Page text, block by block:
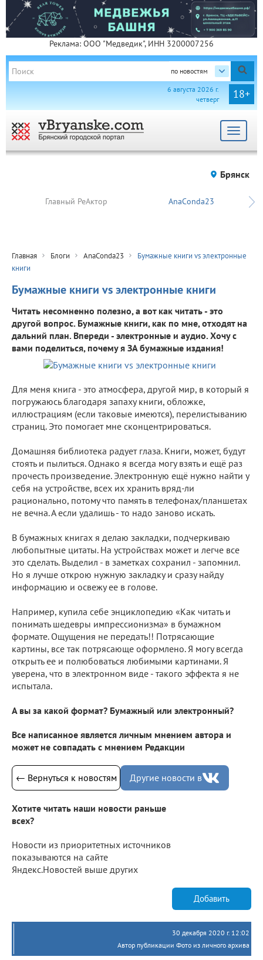
Реклама: ООО "Медведик", ИНН 3200007256
по новостям
18+
6 августа 2026 г.
четверг
Toggle
Брянск
Главный РеАктор AnaConda23
Главная Блоги AnaConda23
Бумажные книги vs электронные
книги
Бумажные книги vs электронные книги
Читать несомненно полезно, а вот как читать - это
другой вопрос. Бумажные книги, как по мне, отходят на
дальний план. Впереди - электронные и аудио. Хочу с
вами поделиться, почему я ЗА бумажные издания!
Для меня книга - это атмосфера, другой мир, в который я
погружаюсь благодаря запаху книги, обложке,
иллюстрациям (если таковые имеются), перелистыванию
страниц. Это помогает мне сконцентрироваться.
Домашняя библиотека радует глаза. Книги, может, будут
стоять и пылиться. Однако я всегда могу взять и ещё раз
прочесть произведение. Электронную ещё нужно найти у
себя на устройстве, всех их хранить вряд-ли
рационально, потому что память в телефонах/планшетах
не вечна. А если удалишь - то надо заново искать.
В бумажных книгах я делаю закладки, подчеркиваю
любопытные цитаты. На устройствах может и легче все
это сделать. Выделил - в заметках сохранил - запомнил.
Но я лучше открою нужную закладку и сразу найду
информацию и освежу ее в голове.
Например, купила себе энциклопедию «Как читать и
понимать шедевры импрессионизма» в бумажном
формате. Ощущения не передать!! Потрясающие
картины, все так потрясающе оформлено. Я могу всегда
открыть ее и полюбоваться любимыми картинами. Я
уверена, что в электронном виде - такого эффекта я не
испытала.
А вы за какой формат? Бумажный или электронный?
Все написанное является личным мнением автора и
может не совпадать с мнением Редакции
← Вернуться к новостям Другие новости в
Хотите читать наши новости раньше
всех?
Новости из приоритетных источников
показываются на сайте
Яндекс.Новостей выше других
Добавить
30 декабря 2020 г. 12:02
Автор публикации Фото из личного архива